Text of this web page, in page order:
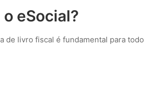
eSocial?
de livro fiscal é fundamental para todo